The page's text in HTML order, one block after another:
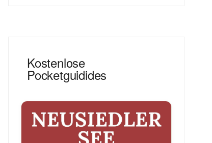
Kostenlose
Pocketguidides